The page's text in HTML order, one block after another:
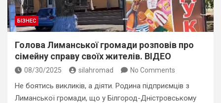
БІЗНЕС
Голова Лиманської громади розповів про
сімейну справу своїх жителів. ВІДЕО
08/30/2025 silahromad No Comments
Не боятись викликів, а діяти. Родина підприємців з
Лиманської громади, що у Білгород-Дністровському